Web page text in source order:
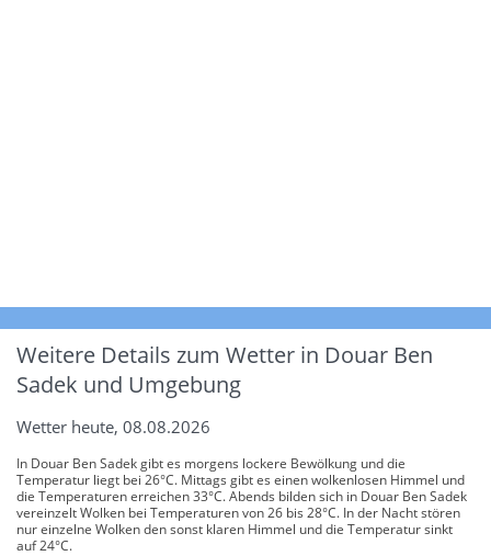
Weitere Details zum Wetter in Douar Ben
Sadek und Umgebung
Wetter heute, 08.08.2026
In Douar Ben Sadek gibt es morgens lockere Bewölkung und die
Temperatur liegt bei 26°C. Mittags gibt es einen wolkenlosen Himmel und
die Temperaturen erreichen 33°C. Abends bilden sich in Douar Ben Sadek
vereinzelt Wolken bei Temperaturen von 26 bis 28°C. In der Nacht stören
nur einzelne Wolken den sonst klaren Himmel und die Temperatur sinkt
auf 24°C.